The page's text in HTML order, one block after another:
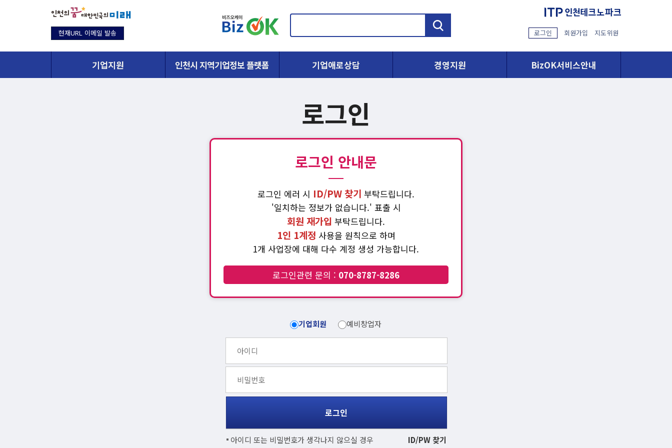
검
현재URL 이메일 발송
기업지원 인천시 지역기업정보 플랫폼 기업애로상담 경영지원 BizOK서비스안내
로그인 회원가입 지도위원
로그인
로그인 안내문
로그인 에러 시 ID/PW 찾기 부탁드립니다.
'일치하는 정보가 없습니다.' 표출 시
회원 재가입 부탁드립니다.
1인 1계정 사용을 원칙으로 하며
1개 사업장에 대해 다수 계정 생성 가능합니다.
로그인관련 문의 : 070-8787-8286
기업회원 예비창업자
아이디 또는 비밀번호가 생각나지 않으실 경우 ID/PW 찾기